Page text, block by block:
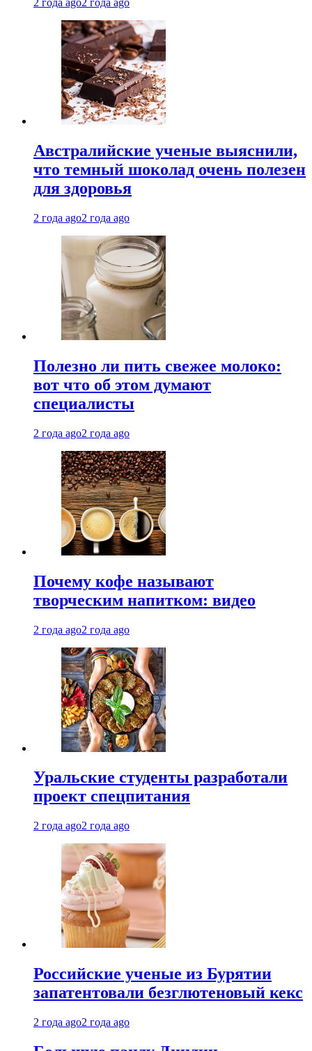
2 года ago2 года ago
Австралийские ученые выяснили,
что темный шоколад очень полезен
для здоровья
2 года ago2 года ago
Полезно ли пить свежее молоко:
вот что об этом думают
специалисты
2 года ago2 года ago
Почему кофе называют
творческим напитком: видео
2 года ago2 года ago
Уральские студенты разработали
проект спецпитания
2 года ago2 года ago
Российские ученые из Бурятии
запатентовали безглютеновый кекс
2 года ago2 года ago